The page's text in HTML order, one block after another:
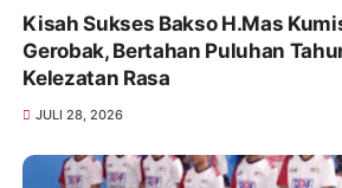
Kisah Sukses Bakso H.Mas
Gerobak, Bertahan Puluhan
Kelezatan Rasa
JULI 28, 2026